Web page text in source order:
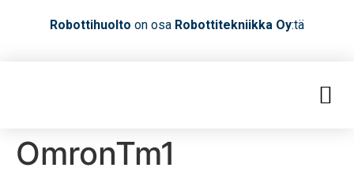
Robottihuolto on osa Robottitekniikka Oy:tä
OmronTm1